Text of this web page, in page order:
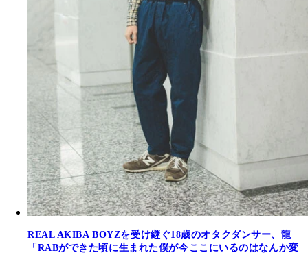
REAL AKIBA BOYZを受け継ぐ18歳のオタクダンサー、龍
「RABができた頃に生まれた僕が今ここにいるのはなんか変